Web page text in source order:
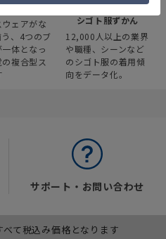
スクエア
ウェアがな
、4つのブ
体となっ
複合型ス
みんなの
シゴト服ずかん
12,000人以上の業界
や職種、シーンなど
のシゴト服の着用傾
向をデータ化。
サポート・お問い合わせ
て税込み価格となります